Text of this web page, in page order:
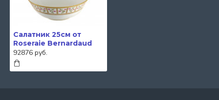
Салатник 25см от
Roseraie Bernardaud
92876 руб.